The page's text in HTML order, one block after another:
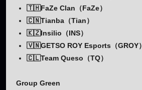
🇹🇭FaZe Clan（FaZe）
🇨🇳Tianba（Tian）
🇰🇿Insilio（INS）
🇻🇳GETSO ROY Esports（GROY）
🇨🇱Team Queso（TQ）
Group Green